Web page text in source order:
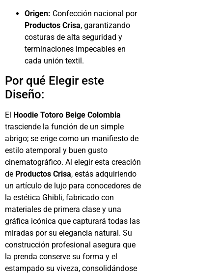
Origen: Confección nacional por
Productos Crisa, garantizando
costuras de alta seguridad y
terminaciones impecables en
cada unión textil.
Por qué Elegir este
Diseño:
El Hoodie Totoro Beige Colombia
trasciende la función de un simple
abrigo; se erige como un manifiesto de
estilo atemporal y buen gusto
cinematográfico. Al elegir esta creación
de Productos Crisa, estás adquiriendo
un artículo de lujo para conocedores de
la estética Ghibli, fabricado con
materiales de primera clase y una
gráfica icónica que capturará todas las
miradas por su elegancia natural. Su
construcción profesional asegura que
la prenda conserve su forma y el
estampado su viveza, consolidándose